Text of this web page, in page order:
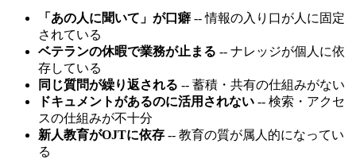
「あの人に聞いて」が口癖 -- 情報の入り口が人に固定
されている
ベテランの休暇で業務が止まる -- ナレッジが個人に依
存している
同じ質問が繰り返される -- 蓄積・共有の仕組みがない
ドキュメントがあるのに活用されない -- 検索・アクセ
スの仕組みが不十分
新人教育がOJTに依存 -- 教育の質が属人的になってい
る